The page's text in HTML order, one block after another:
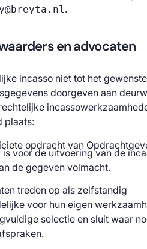
.
en advocaten
incasso niet tot het
doorgeven aan
plaats:
opdracht van
voor de uitvoering van de
de gegeven volmacht.
treden op als zelfstandig
voor hun eigen
selectie en sluit waar